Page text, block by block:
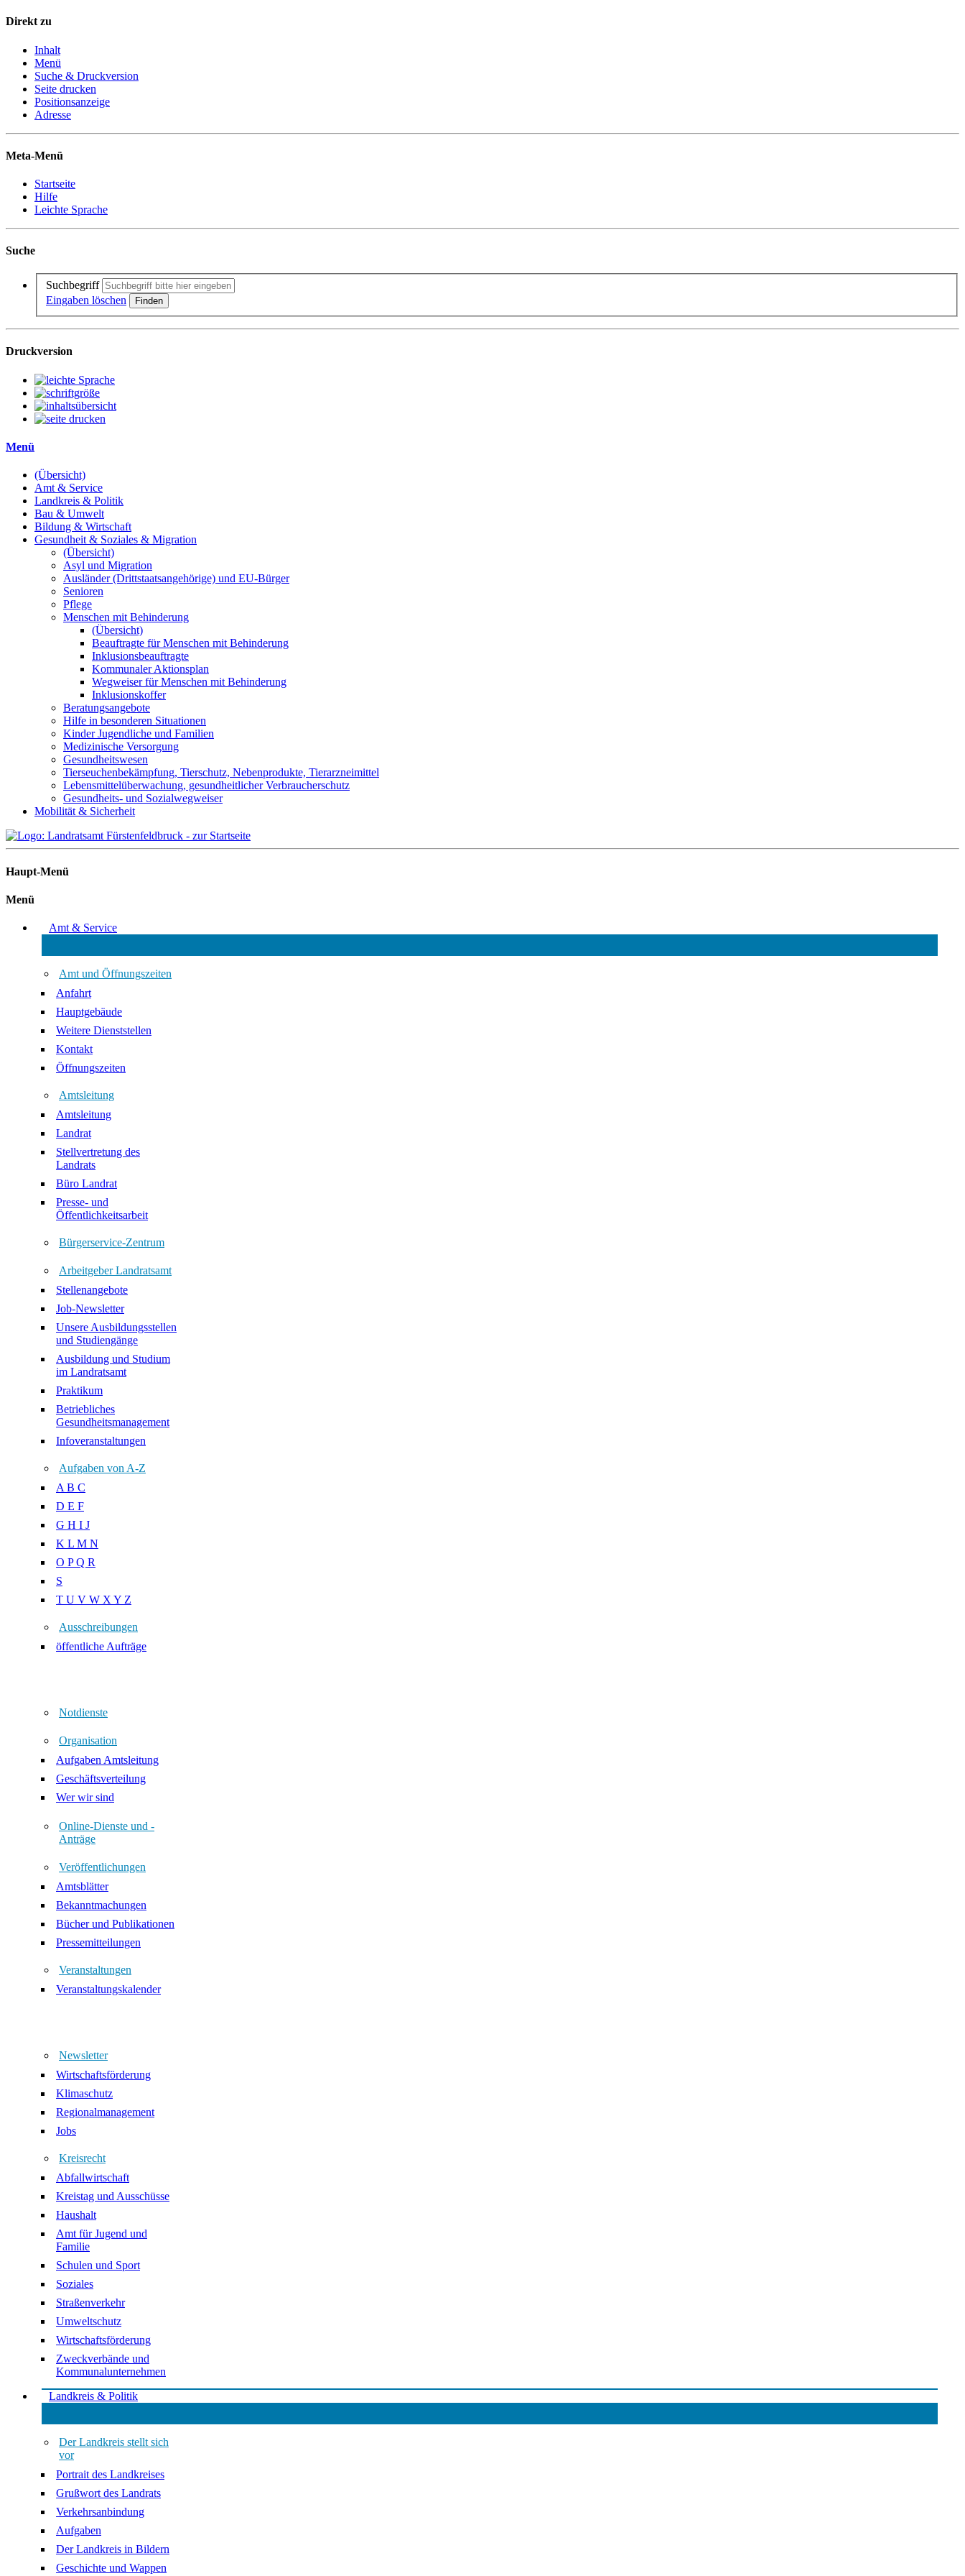
Direkt zu
Inhalt
Menü
Suche & Druckversion
Seite drucken
Positionsanzeige
Adresse
Meta-Menü
Startseite
Hilfe
Leichte Sprache
Suche
Suchbegriff
Eingaben löschen
Druckversion
Menü
(Übersicht)
Amt & Service
Landkreis & Politik
Bau & Umwelt
Bildung & Wirtschaft
Gesundheit & Soziales & Migration
(Übersicht)
Asyl und Migration
Ausländer (Drittstaatsangehörige) und EU-Bürger
Senioren
Pflege
Menschen mit Behinderung
(Übersicht)
Beauftragte für Menschen mit Behinderung
Inklusionsbeauftragte
Kommunaler Aktionsplan
Wegweiser für Menschen mit Behinderung
Inklusionskoffer
Beratungsangebote
Hilfe in besonderen Situationen
Kinder Jugendliche und Familien
Medizinische Versorgung
Gesundheitswesen
Tierseuchenbekämpfung, Tierschutz, Nebenprodukte, Tierarzneimittel
Lebensmittelüberwachung, gesundheitlicher Verbraucherschutz
Gesundheits- und Sozialwegweiser
Mobilität & Sicherheit
Haupt-Menü
Menü
Amt & Service
Amt und Öffnungszeiten
Anfahrt
Hauptgebäude
Weitere Dienststellen
Kontakt
Öffnungszeiten
Amtsleitung
Amtsleitung
Landrat
Stellvertretung des
Landrats
Büro Landrat
Presse- und
Öffentlichkeitsarbeit
Bürgerservice-Zentrum
Arbeitgeber Landratsamt
Stellenangebote
Job-Newsletter
Unsere Ausbildungsstellen
und Studiengänge
Ausbildung und Studium
im Landratsamt
Praktikum
Betriebliches
Gesundheitsmanagement
Infoveranstaltungen
Aufgaben von A-Z
A B C
D E F
G H I J
K L M N
O P Q R
S
T U V W X Y Z
Ausschreibungen
öffentliche Aufträge
Notdienste
Organisation
Aufgaben Amtsleitung
Geschäftsverteilung
Wer wir sind
Online-Dienste und -
Anträge
Veröffentlichungen
Amtsblätter
Bekanntmachungen
Bücher und Publikationen
Pressemitteilungen
Veranstaltungen
Veranstaltungskalender
Newsletter
Wirtschaftsförderung
Klimaschutz
Regionalmanagement
Jobs
Kreisrecht
Abfallwirtschaft
Kreistag und Ausschüsse
Haushalt
Amt für Jugend und
Familie
Schulen und Sport
Soziales
Straßenverkehr
Umweltschutz
Wirtschaftsförderung
Zweckverbände und
Kommunalunternehmen
Landkreis & Politik
Der Landkreis stellt sich
vor
Portrait des Landkreises
Grußwort des Landrats
Verkehrsanbindung
Aufgaben
Der Landkreis in Bildern
Geschichte und Wappen